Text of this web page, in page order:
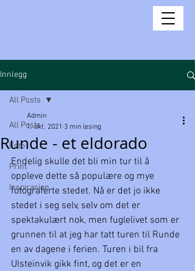
Innlegg
All Posts
Foto
Print
Inspirasjon
All Posts
Runde - et eldorado
Admin
1. okt. 2021 3 min lesing
Endelig skulle det bli min tur til å
oppleve dette så populære og mye
fotograferte stedet. Nå er det jo ikke
stedet i seg selv, selv om det er
spektakulært nok, men fuglelivet som er
grunnen til at jeg har tatt turen til Runde
en av dagene i ferien. Turen i bil fra
Ulsteinvik gikk fint, og det er en